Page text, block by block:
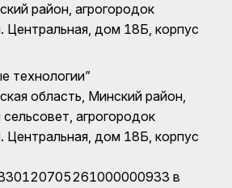
район, агрогородок
Центральная, дом 18Б, корпус
технологии”
область, Минский район,
агрогородок
Центральная, дом 18Б, корпус
в